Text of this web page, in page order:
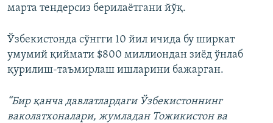
марта тендерсиз берилаётгани йўқ.
Ўзбекистонда сўнгги 10 йил ичида бу ширкат
умумий қиймати $800 миллиондан зиёд ўнлаб
қурилиш-таъмирлаш ишларини бажарган.
“Бир қанча давлатлардаги Ўзбекистоннинг
ваколатхоналари, жумладан Тожикистон ва